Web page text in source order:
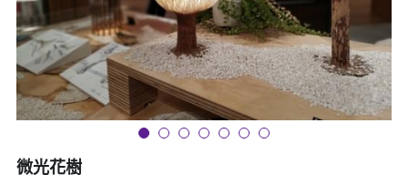
工作坊
繁體中文
繁體中文
微光花樹